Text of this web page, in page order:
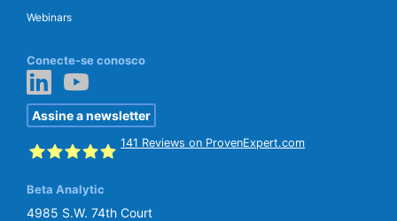
Webinars
Conecte-se conosco
Assine a newsletter
141 Reviews on ProvenExpert.com
Beta Analytic
4985 S.W. 74th Court